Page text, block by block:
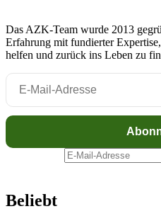
Das AZK-Team wurde 2013
Erfahrung mit fundierter
helfen und zurück ins Leben zu
Beliebt